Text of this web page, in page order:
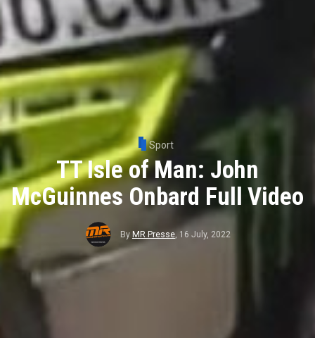
Sport
TT Isle of Man: John
McGuinnes Onbard Full Video
By MR Presse, 16 July, 2022